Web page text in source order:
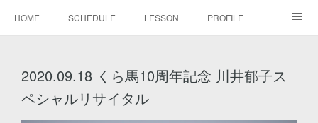
HOME SCHEDULE LESSON PROFILE
2020.09.18 くら馬10周年記念 川井郁子ス
ペシャルリサイタル